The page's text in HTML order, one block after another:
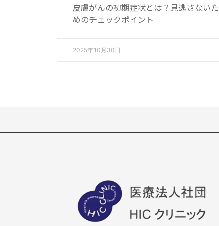
皮膚がんの初期症状とは？見逃さないた
めのチェックポイント
2025年10月30日